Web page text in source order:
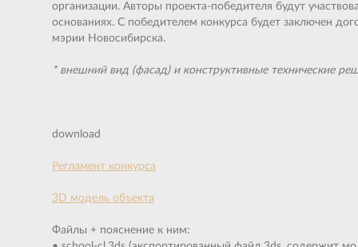
организации. Авторы проекта-победителя будут
основаниях. С победителем конкурса будет заключен
мэрии Новосибирска.
* внешний вид (фасад) и конструктивные технические
download
Регламент конкурса
3D модель объекта
Файлы + пояснение к ним: